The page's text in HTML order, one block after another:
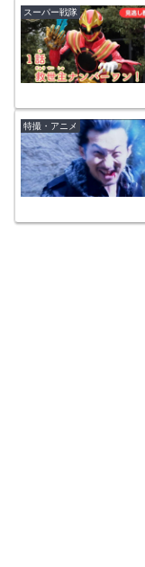
スーパー戦隊
特撮・アニメ